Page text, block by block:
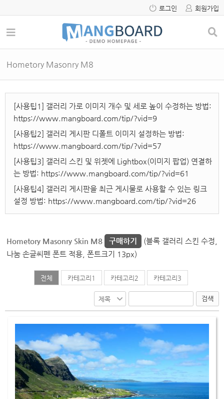
로그인 회원가입
Hometory Masonry M8
[사용팁1] 갤러리 가로 이미지 개수 및 세로 높이 수정하는 방법:
https://www.mangboard.com/tip/?vid=9
[사용팁2] 갤러리 게시판 디폴트 이미지 설정하는 방법:
https://www.mangboard.com/tip/?vid=57
[사용팁3] 갤러리 스킨 및 위젯에 Lightbox(이미지 팝업) 연결하
는 방법: https://www.mangboard.com/tip/?vid=61
[사용팁4] 갤러리 게시판을 최근 게시물로 사용할 수 있는 링크
설정 방법: https://www.mangboard.com/tip/?vid=26
Hometory Masonry Skin M8 구매하기
(블록 갤러리 스킨 수정,
나눔 손글씨펜 폰트 적용, 폰트크기 13px)
전체 카테고리1 카테고리2 카테고리3
검색